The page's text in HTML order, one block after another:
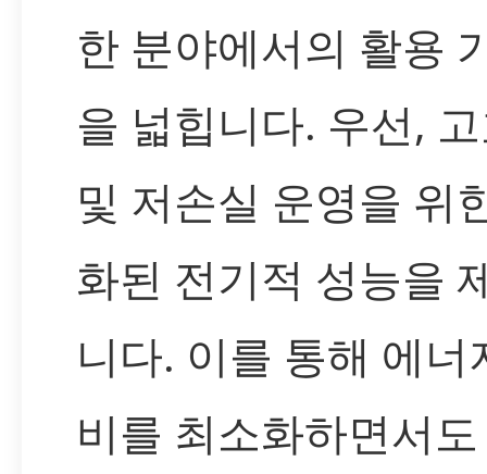
한 분야에서의 활용
을 넓힙니다. 우선,
및 저손실 운영을 위
화된 전기적 성능을
니다. 이를 통해 에너
비를 최소화하면서